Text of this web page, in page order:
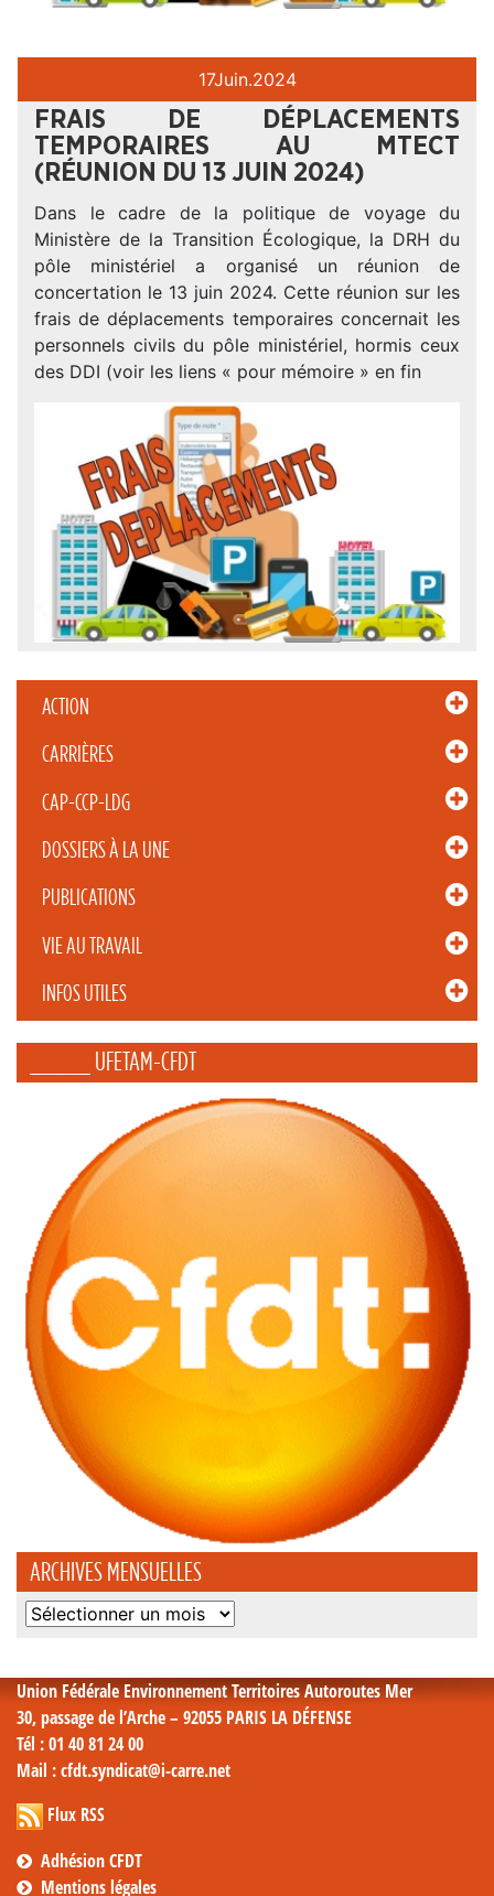
ACTION
CARRIÈRES
CAP-CCP-LDG
DOSSIERS À LA UNE
PUBLICATIONS
VIE AU TRAVAIL
INFOS UTILES
_____ UFETAM-CFDT
ARCHIVES MENSUELLES
Archives
17Juin.2024
FRAIS DE DÉPLACEMENTS
TEMPORAIRES AU MTECT
(RÉUNION DU 13 JUIN 2024)
Dans le cadre de la politique de voyage du
Ministère de la Transition Écologique, la DRH du
pôle ministériel a organisé un réunion de
concertation le 13 juin 2024. Cette réunion sur les
frais de déplacements temporaires concernait les
personnels civils du pôle ministériel, hormis ceux
des DDI (voir les liens « pour mémoire » en fin
Union Fédérale Environnement Territoires Autoroutes Mer
30, passage de l’Arche – 92055 PARIS LA DÉFENSE
Tél : 01 40 81 24 00
Mail : cfdt.syndicat@i-carre.net
Flux RSS
Adhésion CFDT
Mentions légales